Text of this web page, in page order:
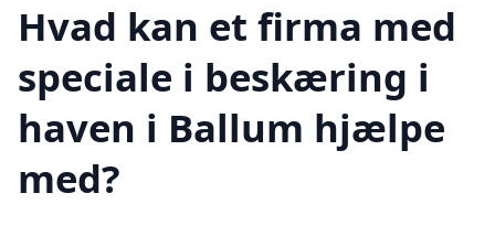
Hvad kan et firma med
speciale i beskæring i
haven i Ballum hjælpe
med?